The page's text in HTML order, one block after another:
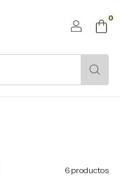
0
6 productos